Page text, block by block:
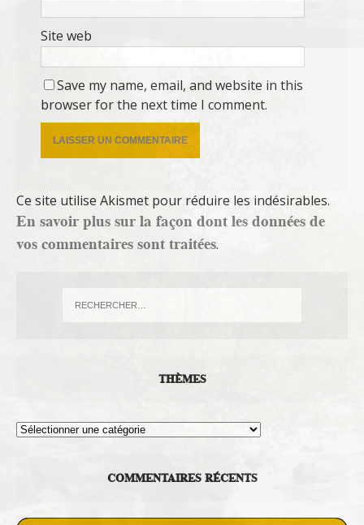
Site web
Save my name, email, and website in this
browser for the next time I comment.
Ce site utilise Akismet pour réduire les indésirables.
En savoir plus sur la façon dont les données de
vos commentaires sont traitées.
THÈMES
Thèmes
COMMENTAIRES RÉCENTS